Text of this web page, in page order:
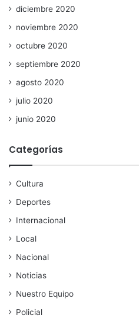
diciembre 2020
noviembre 2020
octubre 2020
septiembre 2020
agosto 2020
julio 2020
junio 2020
Categorías
Cultura
Deportes
Internacional
Local
Nacional
Noticias
Nuestro Equipo
Policial